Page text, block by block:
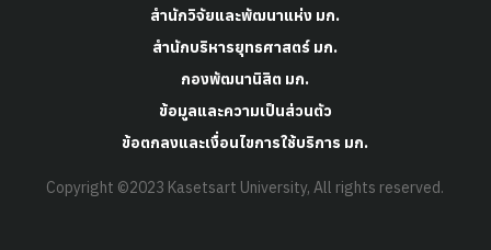
สำนักวิจัยและพัฒนาแห่ง มก.
สำนักบริหารยุทธศาสตร์ มก.
กองพัฒนานิสิต มก.
ข้อมูลและความเป็นส่วนตัว
ข้อตกลงและเงื่อนไขการใช้บริการ มก.
Copyright ©2023 Kasetsart University, All rights reserved.